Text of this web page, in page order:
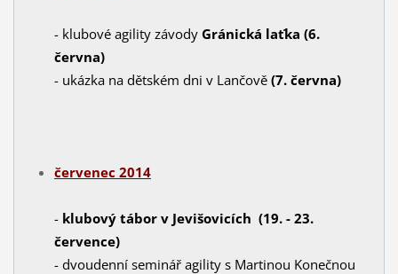
- klubové agility závody Gránická laťka (6.
června)
- ukázka na dětském dni v Lančově(7. června)
červenec 2014
- klubový tábor v Jevišovicích (19. - 23.
července)
- dvoudenní seminář agility s Martinou Konečnou